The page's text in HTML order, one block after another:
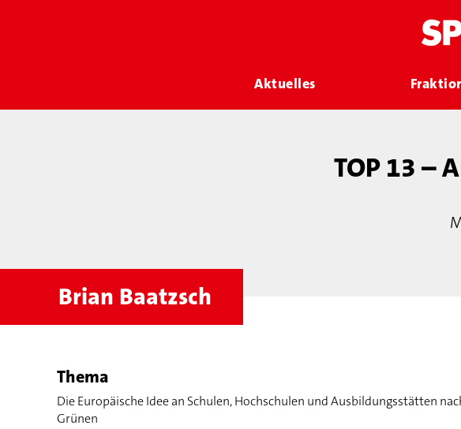
Aktuelles
TOP 13 –
Brian Baatzsch
Thema
Die Europäische Idee an Schulen, Hochschulen und Ausbildungsstätten
Grünen